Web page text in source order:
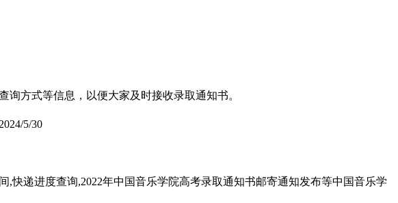
方式等信息，以便大家及时接收录取通知书。
2024/5/30
快递进度查询,2022年中国音乐学院高考录取通知书邮寄通知发布等中国音乐学